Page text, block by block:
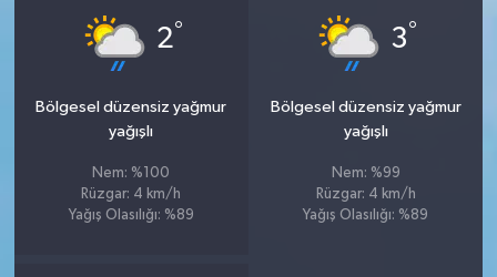
2°
Bölgesel düzensiz yağmur
yağışlı
Nem: %100
Rüzgar: 4 km/h
Yağış Olasılığı: %89
3°
Bölgesel düzensiz yağmur
yağışlı
Nem: %99
Rüzgar: 4 km/h
Yağış Olasılığı: %89